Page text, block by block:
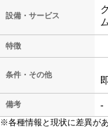
設備・サービス
特徴
条件・その他
備考 -
※各種情報と現状に差異が